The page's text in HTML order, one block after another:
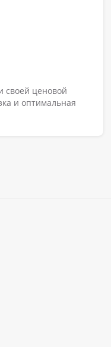
своей ценовой
и оптимальная